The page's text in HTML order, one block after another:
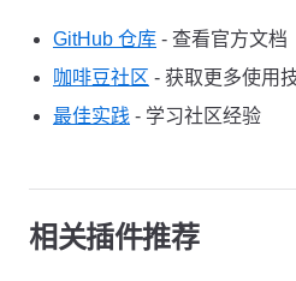
GitHub 仓库 - 查看官方文档
咖啡豆社区 - 获取更多使用
最佳实践 - 学习社区经验
相关插件推荐